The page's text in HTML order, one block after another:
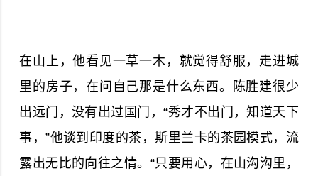
在山上，他看见一草一木，就觉得舒服，走进城
里的房子，在问自己那是什么东西。陈胜建很少
出远门，没有出过国门，“秀才不出门，知道天下
事，”他谈到印度的茶，斯里兰卡的茶园模式，流
露出无比的向往之情。“只要用心，在山沟沟里，